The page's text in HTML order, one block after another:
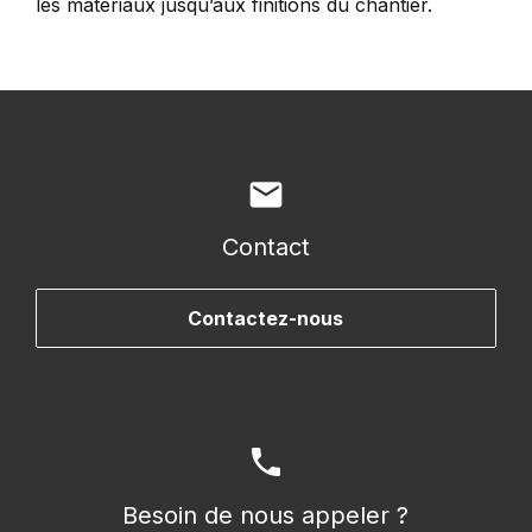
les matériaux jusqu’aux finitions du chantier.
mail
Contact
Contactez-nous
phone
Besoin de nous appeler ?